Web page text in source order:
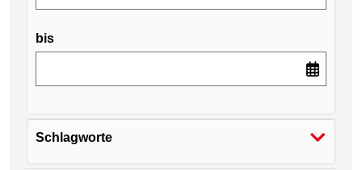
bis
Schlagworte